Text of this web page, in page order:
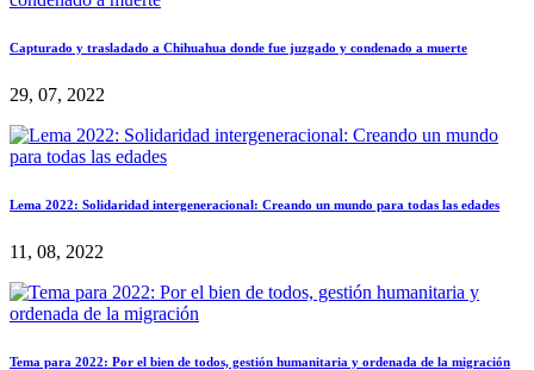
Capturado y trasladado a Chihuahua donde fue juzgado y condenado a muerte
29, 07, 2022
Lema 2022: Solidaridad intergeneracional: Creando un mundo para todas las edades
11, 08, 2022
Tema para 2022: Por el bien de todos, gestión humanitaria y ordenada de la migración